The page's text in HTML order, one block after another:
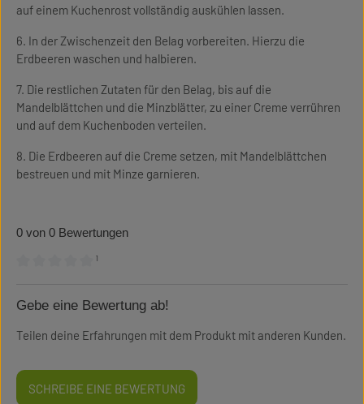
auf einem Kuchenrost vollständig auskühlen lassen.
6. In der Zwischenzeit den Belag vorbereiten. Hierzu die
Erdbeeren waschen und halbieren.
7. Die restlichen Zutaten für den Belag, bis auf die
Mandelblättchen und die Minzblätter, zu einer Creme verrühren
und auf dem Kuchenboden verteilen.
8. Die Erdbeeren auf die Creme setzen, mit Mandelblättchen
bestreuen und mit Minze garnieren.
0 von 0 Bewertungen
¹
Gebe eine Bewertung ab!
Teilen deine Erfahrungen mit dem Produkt mit anderen Kunden.
SCHREIBE EINE BEWERTUNG